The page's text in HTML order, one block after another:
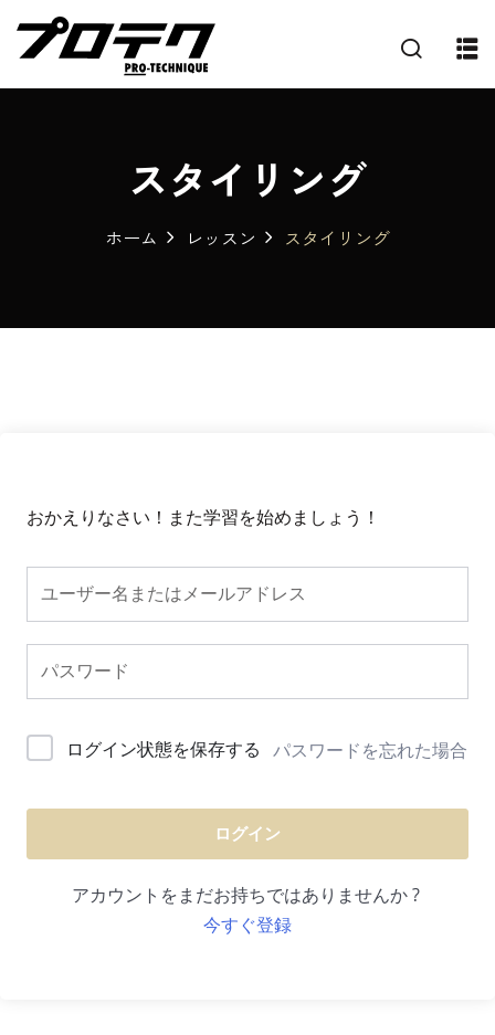
スタイリング
ホーム レッスン スタイリング
おかえりなさい！また学習を始めましょう！
ログイン状態を保存する パスワードを忘れた場合
ログイン
アカウントをまだお持ちではありませんか ?
今すぐ登録